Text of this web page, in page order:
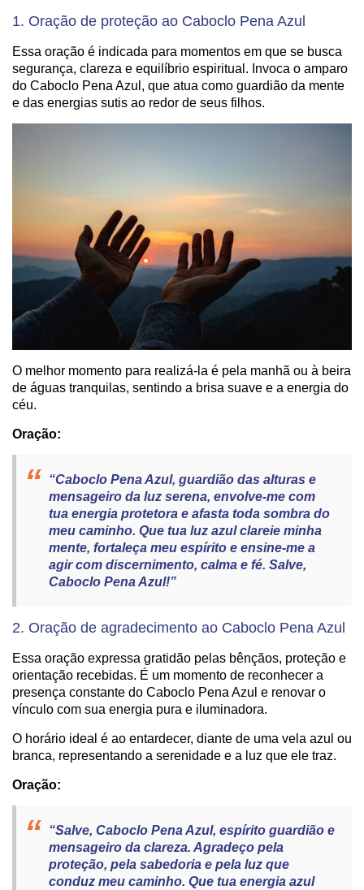
1. Oração de proteção ao Caboclo Pena Azul
Essa oração é indicada para momentos em que se busca
segurança, clareza e equilíbrio espiritual. Invoca o amparo
do Caboclo Pena Azul, que atua como guardião da mente
e das energias sutis ao redor de seus filhos.
O melhor momento para realizá-la é pela manhã ou à beira
de águas tranquilas, sentindo a brisa suave e a energia do
céu.
Oração:
“Caboclo Pena Azul, guardião das alturas e
mensageiro da luz serena, envolve-me com
tua energia protetora e afasta toda sombra do
meu caminho. Que tua luz azul clareie minha
mente, fortaleça meu espírito e ensine-me a
agir com discernimento, calma e fé. Salve,
Caboclo Pena Azul!”
2. Oração de agradecimento ao Caboclo Pena Azul
Essa oração expressa gratidão pelas bênçãos, proteção e
orientação recebidas. É um momento de reconhecer a
presença constante do Caboclo Pena Azul e renovar o
vínculo com sua energia pura e iluminadora.
O horário ideal é ao entardecer, diante de uma vela azul ou
branca, representando a serenidade e a luz que ele traz.
Oração:
“Salve, Caboclo Pena Azul, espírito guardião e
mensageiro da clareza. Agradeço pela
proteção, pela sabedoria e pela luz que
conduz meu caminho. Que tua energia azul